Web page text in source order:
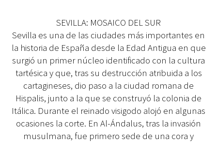
SEVILLA: MOSAICO DEL SUR
Sevilla es una de las ciudades más importantes en
la historia de España desde la Edad Antigua en que
surgió un primer núcleo identificado con la cultura
tartésica y que, tras su destrucción atribuida a los
cartagineses, dio paso a la ciudad romana de
Hispalis, junto a la que se construyó la colonia de
Itálica. Durante el reinado visigodo alojó en algunas
ocasiones la corte. En Al-Ándalus, tras la invasión
musulmana, fue primero sede de una cora y